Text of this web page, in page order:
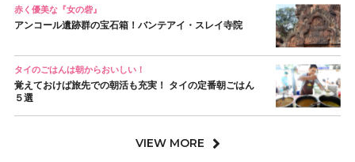
赤く優美な『女の砦』
アンコール遺跡群の宝石箱！バンテアイ・スレイ寺院
タイのごはんは朝からおいしい！
覚えておけば旅先での朝活も充実！ タイの定番朝ごはん
５選
VIEW MORE